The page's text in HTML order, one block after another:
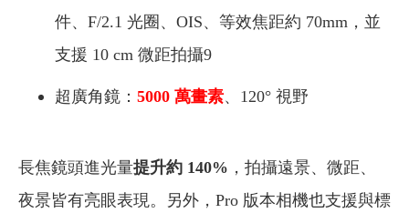
件、F/2.1 光圈、OIS、等效焦距約 70mm，並
支援 10 cm 微距拍攝9
超廣角鏡： 5000 萬畫素、120° 視野
長焦鏡頭進光量提升約 140% ，拍攝遠景、微距、
夜景皆有亮眼表現。另外，Pro 版本相機也支援與標